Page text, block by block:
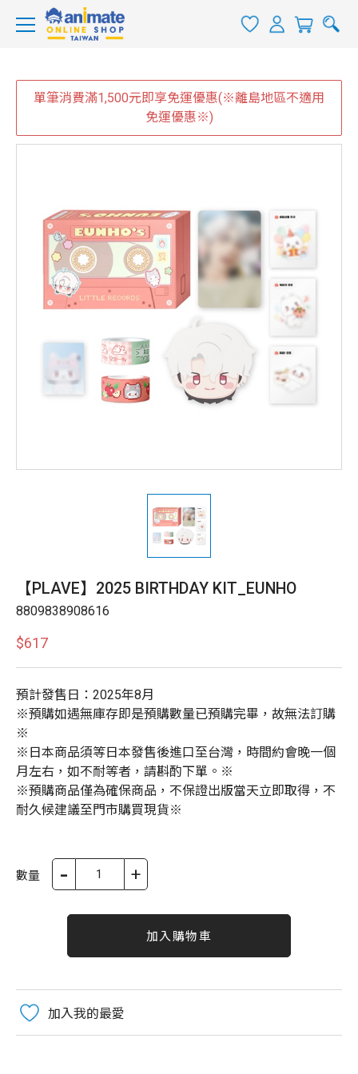
單筆消費滿1,500元即享免運優惠(※離島地區不適用
免運優惠※)
【PLAVE】2025 BIRTHDAY KIT_EUNHO
8809838908616
$617
預計發售日：2025年8月
※預購如遇無庫存即是預購數量已預購完畢，故無法訂購
※
※日本商品須等日本發售後進口至台灣，時間約會晚一個
月左右，如不耐等者，請斟酌下單。※
※預購商品僅為確保商品，不保證出版當天立即取得，不
耐久候建議至門市購買現貨※
數量 - +
加入購物車
加入我的最愛